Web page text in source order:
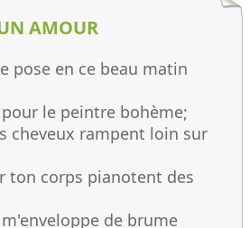
AMOUR
pose en ce beau matin
le peintre bohème;
cheveux rampent loin sur
ton corps pianotent des
de brume